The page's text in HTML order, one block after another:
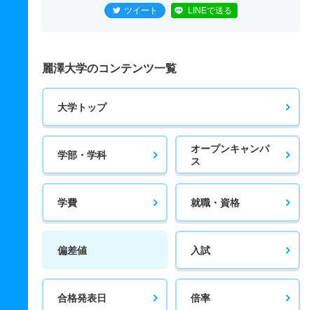
ツイート LINEで送る
麗澤大学のコンテンツ一覧
大学トップ
学部・学科
オープンキャンパ
ス
学費 就職・資格
偏差値 入試
合格発表日 倍率